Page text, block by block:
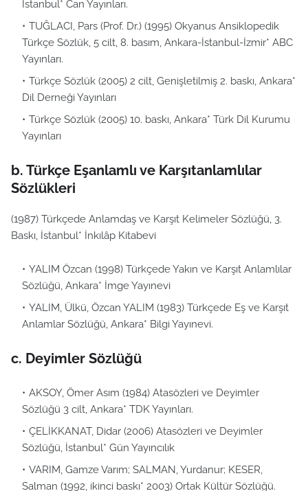
İstanbul* Can Yayınları.
TUĞLACI, Pars (Prof. Dr.) (1995) Okyanus Ansiklopedik
Türkçe Sözlük, 5 cilt, 8. basım, Ankara-İstanbul-İzmir* ABC
Yayınları.
Türkçe Sözlük (2005) 2 cilt, Genişletilmiş 2. baskı, Ankara*
Dil Derneği Yayınları
Türkçe Sözlük (2005) 10. baskı, Ankara* Türk Dil Kurumu
Yayınları
b. Türkçe Eşanlamlı ve Karşıtanlamlılar
Sözlükleri
(1987) Türkçede Anlamdaş ve Karşıt Kelimeler Sözlüğü, 3.
Baskı, İstanbul* İnkılâp Kitabevi
YALIM Özcan (1998) Türkçede Yakın ve Karşıt Anlamlılar
Sözlüğü, Ankara* İmge Yayınevi
YALIM, Ülkü, Özcan YALIM (1983) Türkçede Eş ve Karşıt
Anlamlar Sözlüğü, Ankara* Bilgi Yayınevi.
c. Deyimler Sözlüğü
AKSOY, Ömer Asım (1984) Atasözleri ve Deyimler
Sözlüğü 3 cilt, Ankara* TDK Yayınları.
ÇELİKKANAT, Didar (2006) Atasözleri ve Deyimler
Sözlüğü, İstanbul* Gün Yayıncılık
VARIM, Gamze Varım; SALMAN, Yurdanur; KESER,
Salman (1992, ikinci baskı* 2003) Ortak Kültür Sözlüğü.